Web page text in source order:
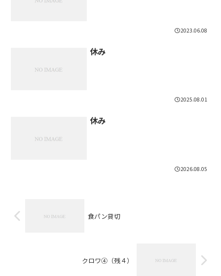
2023.06.08
休み
2025.08.01
休み
2026.08.05
食パン貸切
クロワ④（残４）